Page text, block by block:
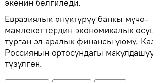
экенин белгиледи.
Евразиялык өнүктүрүү банкы мүчө-
мамлекеттердин экономикалык
турган эл аралык финансы уюму.
Россиянын ортосундагы
түзүлгөн.